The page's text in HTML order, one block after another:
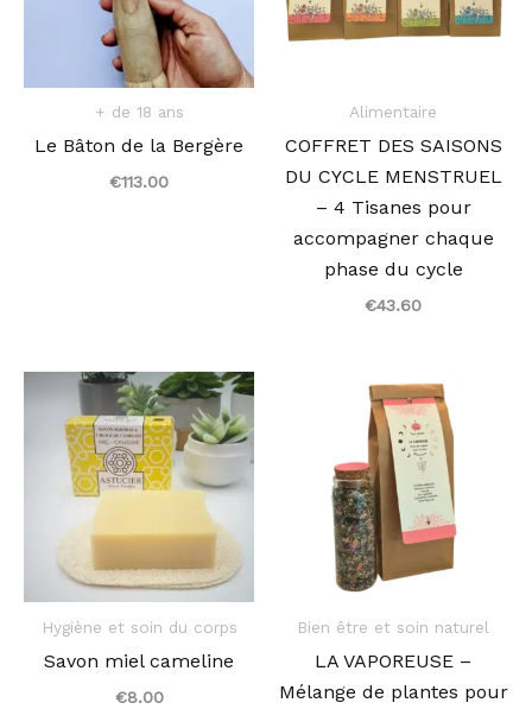
+ de 18 ans
Le Bâton de la Bergère
€113.00
Alimentaire
COFFRET DES SAISONS
DU CYCLE MENSTRUEL
– 4 Tisanes pour
accompagner chaque
phase du cycle
€43.60
Hygiène et soin du corps
Savon miel cameline
€8.00
Bien être et soin naturel
LA VAPOREUSE –
Mélange de plantes pour